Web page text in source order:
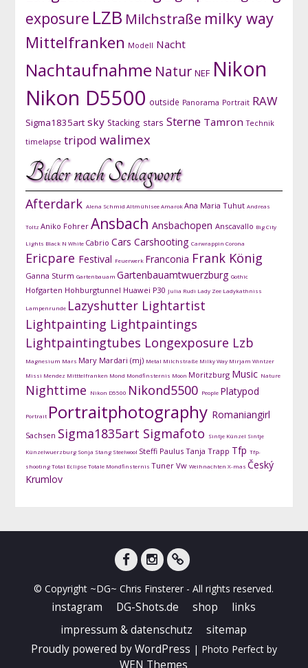
exposure LZB Milchstraße milky way
Mittelfranken Modell Nacht
Nachtaufnahme Natur NEF Nikon
Nikon D5500 outside Panorama Portrait RAW
Sigma1835art sky Stacking stars Sterne Tamron Technik
timelapse tripod walimex
Bilder nach Schlagwort
Afterdark Alena Schmid AltmühlseeAmarokAna Maria Tuhut Andreas
Toltz Aniko Fohrer Ansbach Ansbachopen Anscavallo Big City
Lights Black N White Cabrio Cars Carshooting Carwrappin Corona
Ericpare Festival Feuerwerk Franconia Frank König
Ganna Sturm Gartenbauam Gartenbauamtwuerzburg Gothic
Hofgarten Hohburgtunnel Huawei P30 Julia Rudi Lady Zee Ladykathniss
Lampenrunde Lazyshutter Lightartist
Lightpainting Lightpaintings
Lightpaintingtubes Longexposure Lzb
Magnesium Mars Mary Mardari (mj) Metal Milchstraße Milky Way Mirjam Wintzer
Missi Mendez Mitttelfranken Mond Mondfinsternis Moon Moritzburg Music Nature
Nighttime Nikon D5500 Nikond5500 People Platypod
Portrait Portraitphotography Romaniangirl
Sachsen Sigma1835art Sigmafoto Sintje Künzel Sintje
Künzelwuerzburg Sonja Stang Steelwool Steffi Paulus Tanja Trapp Tfp Tfp-
shootingTotal EclipseTotale Mondfinsternis Tuner Vw Weihnachten X-mas Český
Krumlov
Shots
© Copyright ~DG~ Chris Finsterer - All rights reserved.
instagram DG-Shots.de shop
links
impressum & datenschutz
sitemap
Proudly powered by WordPress | Photo Perfect by
WEN Themes